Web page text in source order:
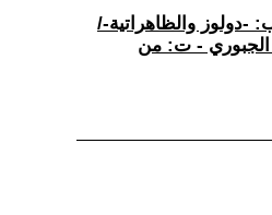
-دولوز والظاهراتية-/
الجبوري - ت: من